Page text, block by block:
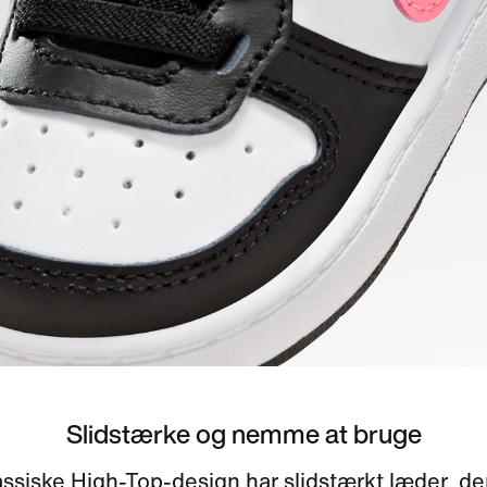
Slidstærke og nemme at bruge
High-Top-design har slidstærkt læder,